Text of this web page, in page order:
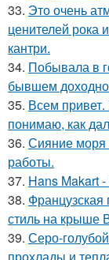
33. Это очень
ценителей рока
кантри.
34. Побывала в
бывшем
35. Всем привет.
понимаю, как
36. Сияние моря
работы.
37. Hans Makart
38. Французская
стиль на крыше
39. Серо-
прохлады и